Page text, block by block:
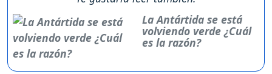
La Antártida se está
volviendo verde ¿Cuál
es la razón?